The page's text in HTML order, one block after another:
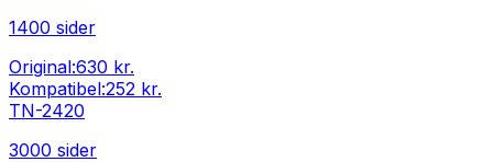
1400 sider
Original:630 kr.
Kompatibel:252 kr.
TN-2420
3000 sider